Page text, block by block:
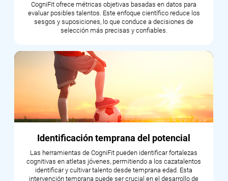
CogniFit ofrece métricas objetivas basadas en datos para
evaluar posibles talentos. Este enfoque científico reduce los
sesgos y suposiciones, lo que conduce a decisiones de
selección más precisas y confiables.
Identificación temprana del potencial
Las herramientas de CogniFit pueden identificar fortalezas
cognitivas en atletas jóvenes, permitiendo a los cazatalentos
identificar y cultivar talento desde temprana edad. Esta
intervención temprana puede ser crucial en el desarrollo de